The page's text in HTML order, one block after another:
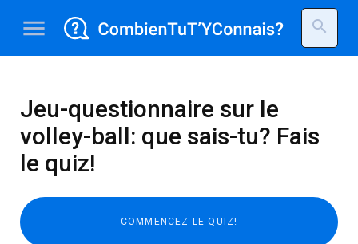
menu search
Jeu-questionnaire sur le
volley-ball: que sais-tu? Fais
le quiz!